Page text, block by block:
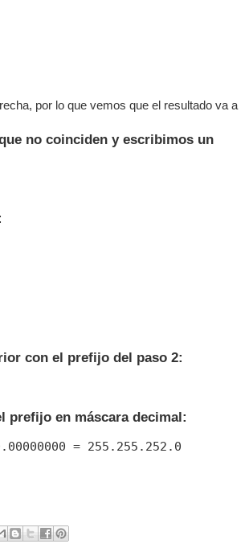
por lo que vemos que el resultado va a
no coinciden y escribimos un
con el prefijo del paso 2:
prefijo en máscara decimal: